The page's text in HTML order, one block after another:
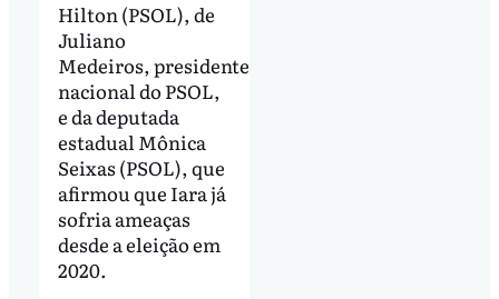
Hilton (PSOL), de
Juliano
Medeiros, presidente
nacional do PSOL,
e da deputada
estadual Mônica
Seixas (PSOL), que
afirmou que Iara já
sofria ameaças
desde a eleição em
2020.